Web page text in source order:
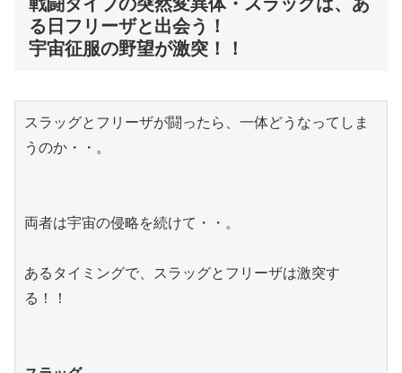
る日フリーザと出会う！
宇宙征服の野望が激突！！
スラッグとフリーザが闘ったら、一体どうなってしま
うのか・・。
両者は宇宙の侵略を続けて・・。
あるタイミングで、スラッグとフリーザは激突す
る！！